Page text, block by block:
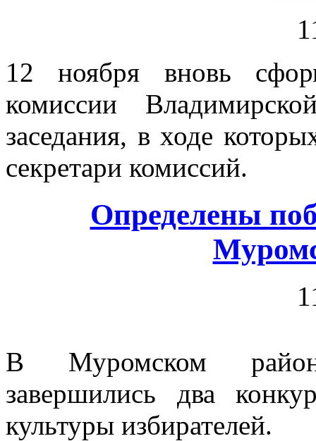
12 ноября вновь
комиссии
заседания, в ходе
секретари комиссий.
Определены
В Муромском
завершились два
культуры избирателей.